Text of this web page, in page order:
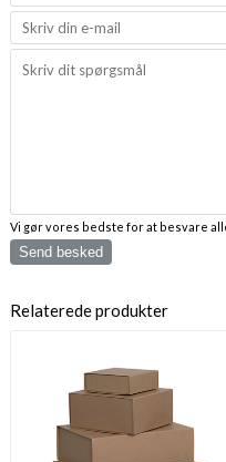
Vi gør vores bedste for at besvare
Send besked
Relaterede produkter